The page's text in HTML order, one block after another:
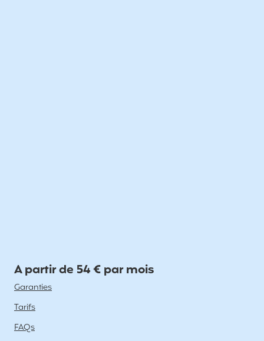
A partir de 54 € par mois
Garanties
Tarifs
FAQs